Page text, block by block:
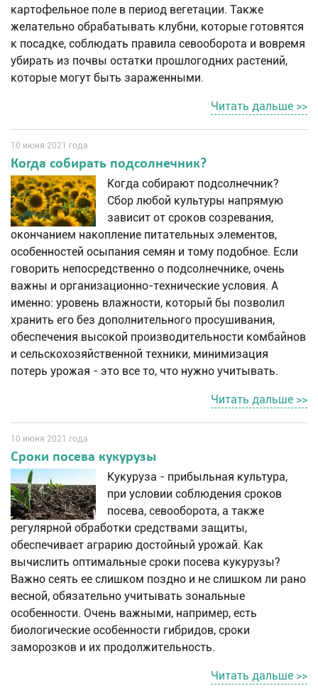
картофельное поле в период вегетации. Также
желательно обрабатывать клубни, которые готовятся
к посадке, соблюдать правила севооборота и вовремя
убирать из почвы остатки прошлогодних растений,
которые могут быть зараженными.
Читать дальше >>
10 июня 2021 года
Когда собирать подсолнечник?
Когда собирают подсолнечник?
Сбор любой культуры напрямую
зависит от сроков созревания,
окончанием накопление питательных элементов,
особенностей осыпания семян и тому подобное. Если
говорить непосредственно о подсолнечнике, очень
важны и организационно-технические условия. А
именно: уровень влажности, который бы позволил
хранить его без дополнительного просушивания,
обеспечения высокой производительности комбайнов
и сельскохозяйственной техники, минимизация
потерь урожая - это все то, что нужно учитывать.
Читать дальше >>
10 июня 2021 года
Сроки посева кукурузы
Кукуруза - прибыльная культура,
при условии соблюдения сроков
посева, севооборота, а также
регулярной обработки средствами защиты,
обеспечивает аграрию достойный урожай. Как
вычислить оптимальные сроки посева кукурузы?
Важно сеять ее слишком поздно и не слишком ли рано
весной, обязательно учитывать зональные
особенности. Очень важными, например, есть
биологические особенности гибридов, сроки
заморозков и их продолжительность.
Читать дальше >>